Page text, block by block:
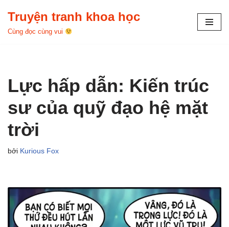
Chuyển
Truyện tranh khoa học
Cùng đọc cùng vui
Lực hấp dẫn: Kiến trúc
sư của quỹ đạo hệ mặt
trời
bởi Kurious Fox